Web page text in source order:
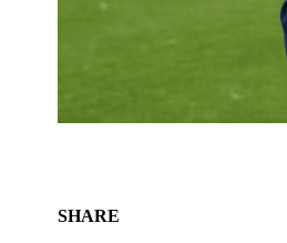
SHARE